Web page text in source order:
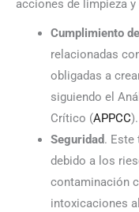
acciones de limpieza
Cumplimiento
relacionadas
obligadas a
siguiendo el
Crítico (APPCC).
Seguridad. Este
debido a los
contaminación
intoxicaciones